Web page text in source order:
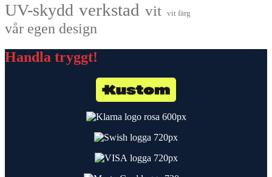
UV-skydd verkstad vit vit färg
vår egen design
Handla tryggt!